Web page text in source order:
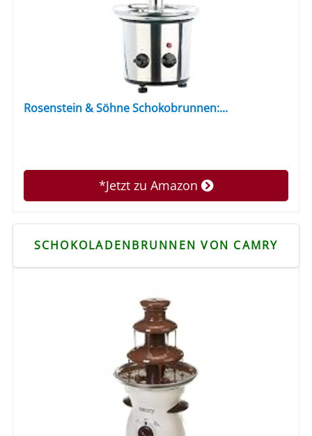
Rosenstein & Söhne Schokobrunnen:...
*Jetzt zu Amazon
SCHOKOLADENBRUNNEN VON CAMRY